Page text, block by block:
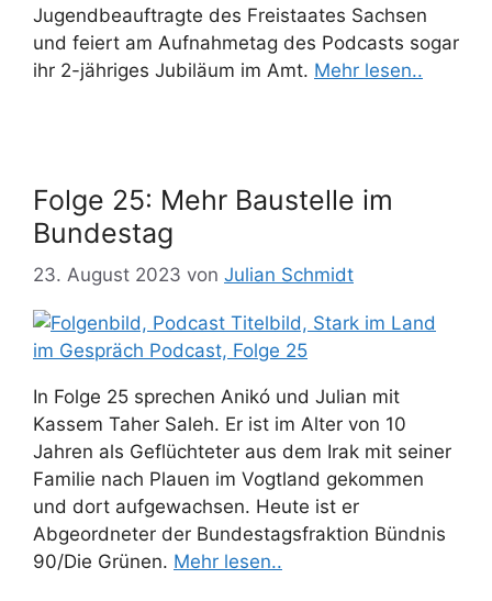
Jugendbeauftragte des Freistaates Sachsen
und feiert am Aufnahmetag des Podcasts sogar
ihr 2-jähriges Jubiläum im Amt. Mehr lesen..
Folge 25: Mehr Baustelle im
Bundestag
23. August 2023 von Julian Schmidt
In Folge 25 sprechen Anikó und Julian mit
Kassem Taher Saleh. Er ist im Alter von 10
Jahren als Geflüchteter aus dem Irak mit seiner
Familie nach Plauen im Vogtland gekommen
und dort aufgewachsen. Heute ist er
Abgeordneter der Bundestagsfraktion Bündnis
90/Die Grünen. Mehr lesen..